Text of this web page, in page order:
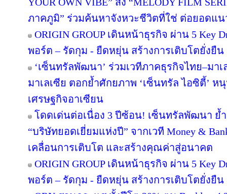
ภาคภูมิ” ร่วมค้นหาจังหวะชีวิตที่ใช่ ต่อยอดแน
ORIGIN GROUP เดินหน้าธุรกิจ ผ่าน 5 Key
พอร์ต – รัดกุม - ยืดหยุ่น สร้างการเติบโตยั่งยื
‘เซ็นทรัลพัฒนา’ ร่วมเวทีภาคธุรกิจไทย–มา
มาเลเซีย ตอกย้ำศักยภาพ ‘เซ็นทรัล ไอซิตี้’
เศรษฐกิจอาเซียน
โดดเด่นต่อเนื่อง 3 ปีซ้อน! เซ็นทรัลพัฒนา ย้ำ
“บริษัทยอดเยี่ยมแห่งปี” จากเวที Money &
เคลื่อนการเติบโต และสร้างคุณค่าสู่อนาคต
ORIGIN GROUP เดินหน้าธุรกิจ ผ่าน 5 Key
พอร์ต – รัดกุม - ยืดหยุ่น สร้างการเติบโตยั่งยื